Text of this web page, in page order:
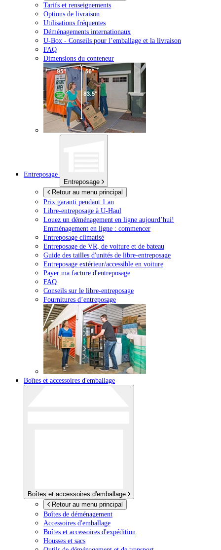
Tarifs et renseignements
Options de livraison
Utilisations fréquentes
Déménagements internationaux
U-Box - Conseils pour l’emballage et la livraison
FAQ
Dimensions du conteneur
Entreposage
Entreposage
Retour au menu principal
Prix garanti pendant 1 an
Libre-entreposage à U-Haul
Louez un déménagement en ligne aujourd’hui!
Emménagement en ligne : commencer
Entreposage climatisé
Entreposage de VR, de voiture et de bateau
Guide des tailles d'unités de libre-entreposage
Entreposage extérieur/accessible en voiture
Payer ma facture d'entreposage
FAQ
Conseils sur le libre-entreposage
Fournitures d’entreposage
Boîtes et accessoires d'emballage
Boîtes et accessoires d'emballage
Retour au menu principal
Boîtes de déménagement
Accessoires d'emballage
Boîtes et accessoires d'expédition
Housses et sacs